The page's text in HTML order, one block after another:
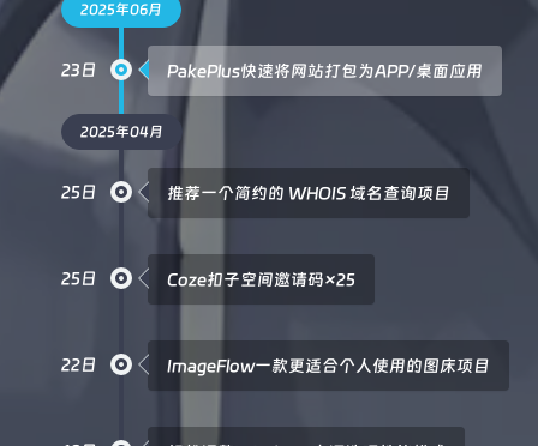
2025年06月
23日 PakePlus快速将网站打包为APP/桌面应用
2025年04月
25日 推荐一个简约的 WHOIS 域名查询项目
25日 Coze扣子空间邀请码×25
22日 ImageFlow一款更适合个人使用的图床项目